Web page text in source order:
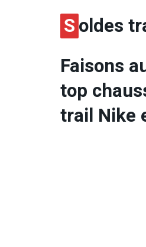
Soldes
Faisons
top
trail Nike